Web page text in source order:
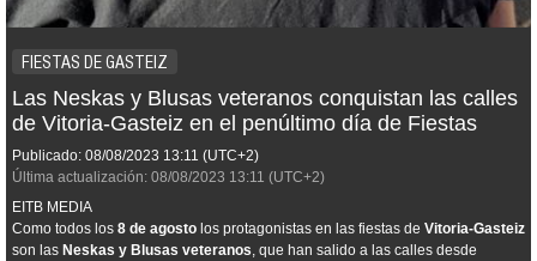
FIESTAS DE GASTEIZ
Las Neskas y Blusas veteranos conquistan las calles
de Vitoria-Gasteiz en el penúltimo día de Fiestas
Publicado: 08/08/2023 13:11 (UTC+2)
Última actualización: 08/08/2023 13:11 (UTC+2)
EITB MEDIA
Como todos los 8 de agosto los protagonistas en las fiestas de Vitoria-Gasteiz
son las Neskas y Blusas veteranos, que han salido a las calles desde